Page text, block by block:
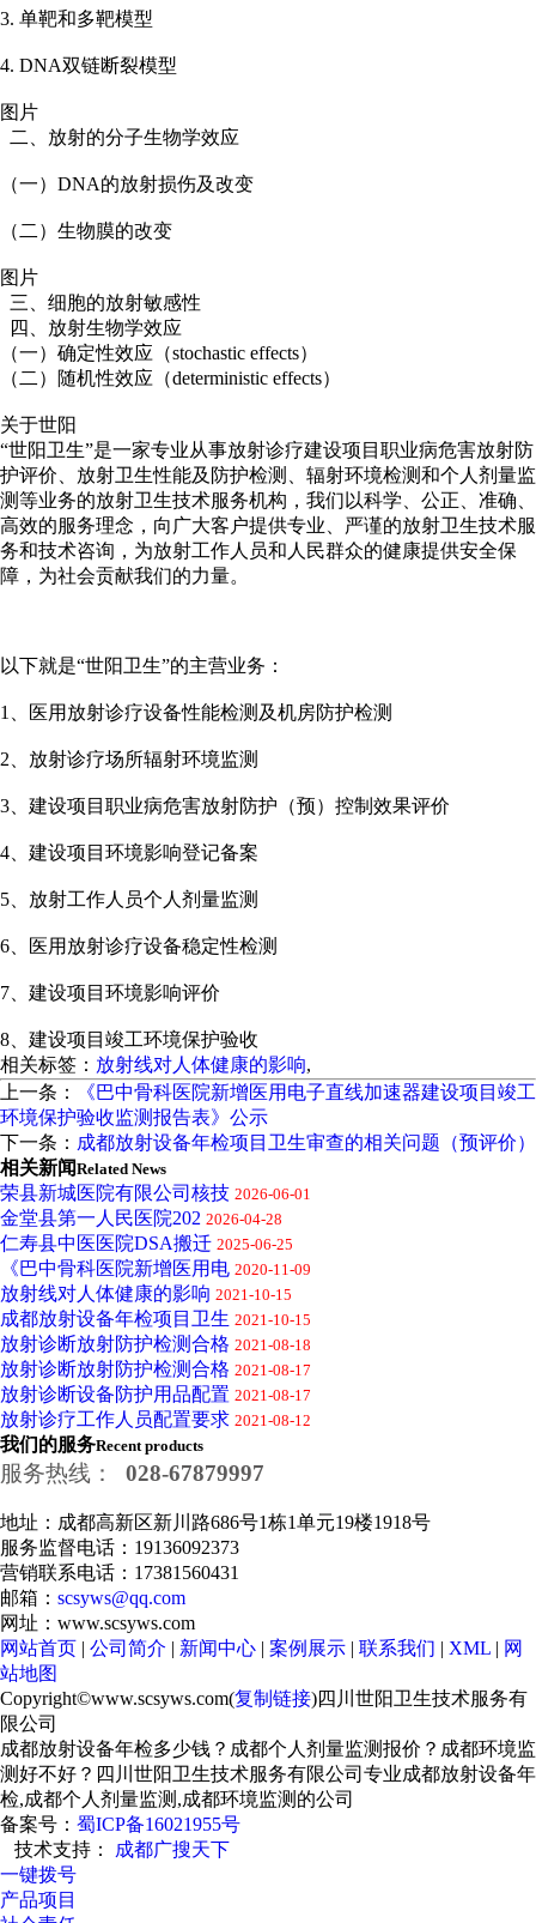
3. 单靶和多靶模型
4. DNA双链断裂模型
图片
二、放射的分子生物学效应
（一）DNA的放射损伤及改变
（二）生物膜的改变
图片
三、细胞的放射敏感性
四、放射生物学效应
（一）确定性效应（stochastic effects）
（二）随机性效应（deterministic effects）
关于世阳
“世阳卫生”是一家专业从事放射诊疗建设项目职业病危害放射防
护评价、放射卫生性能及防护检测、辐射环境检测和个人剂量监
测等业务的放射卫生技术服务机构，我们以科学、公正、准确、
高效的服务理念，向广大客户提供专业、严谨的放射卫生技术服
务和技术咨询，为放射工作人员和人民群众的健康提供安全保
障，为社会贡献我们的力量。
以下就是“世阳卫生”的主营业务：
1、医用放射诊疗设备性能检测及机房防护检测
2、放射诊疗场所辐射环境监测
3、建设项目职业病危害放射防护（预）控制效果评价
4、建设项目环境影响登记备案
5、放射工作人员个人剂量监测
6、医用放射诊疗设备稳定性检测
7、建设项目环境影响评价
8、建设项目竣工环境保护验收
相关标签： 放射线对人体健康的影响,
上一条：
《巴中骨科医院新增医用电子直线加速器建设项目竣工
环境保护验收监测报告表》公示
下一条： 成都放射设备年检项目卫生审查的相关问题（预评价）
相关新闻Related News
荣县新城医院有限公司核技 2026-06-01
金堂县第一人民医院202 2026-04-28
仁寿县中医医院DSA搬迁 2025-06-25
《巴中骨科医院新增医用电 2020-11-09
放射线对人体健康的影响 2021-10-15
成都放射设备年检项目卫生 2021-10-15
放射诊断放射防护检测合格 2021-08-18
放射诊断放射防护检测合格 2021-08-17
放射诊断设备防护用品配置 2021-08-17
放射诊疗工作人员配置要求 2021-08-12
我们的服务Recent products
服务热线： 028-67879997
地址：成都高新区新川路686号1栋1单元19楼1918号
服务监督电话：19136092373
营销联系电话：17381560431
邮箱： scsyws@qq.com
网址：www.scsyws.com
网站首页 | 公司简介 | 新闻中心 | 案例展示 | 联系我们 | XML | 网
站地图
Copyright©www.scsyws.com(复制链接)四川世阳卫生技术服务有
限公司
成都放射设备年检多少钱？成都个人剂量监测报价？成都环境监
测好不好？四川世阳卫生技术服务有限公司专业成都放射设备年
检,成都个人剂量监测,成都环境监测的公司
备案号： 蜀ICP备16021955号
技术支持：
成都广搜天下
一键拨号
产品项目